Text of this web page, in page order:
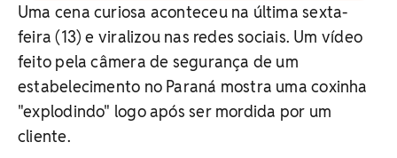
Uma cena curiosa aconteceu na última sexta-
feira (13) e viralizou nas redes sociais. Um vídeo
feito pela câmera de segurança de um
estabelecimento no Paraná mostra uma coxinha
"explodindo" logo após ser mordida por um
cliente.